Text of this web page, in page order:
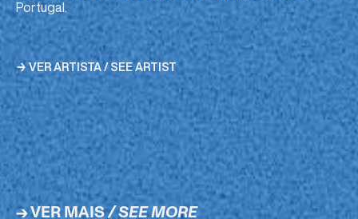
Portugal.
→ VER ARTISTA / SEE ARTIST
→ VER MAIS/ SEE MORE